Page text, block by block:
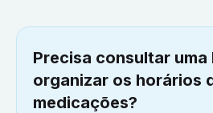
Precisa consultar uma
organizar os horários
medicações?